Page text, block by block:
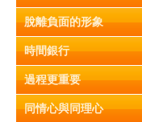
脫離負面的形象
時間銀行
過程更重要
同情心與同理心